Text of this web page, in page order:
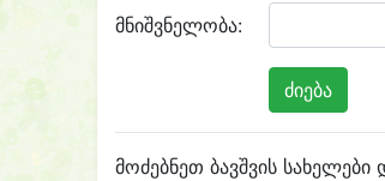
მნიშვნელობა:
მოძებნეთ ბავშვის